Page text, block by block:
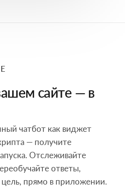
сайте — в
чатбот как виджет
— получите
Отслеживайте
ответы,
прямо в приложении.